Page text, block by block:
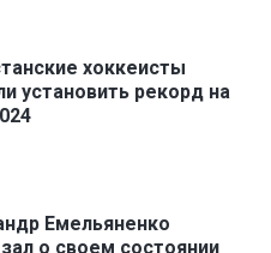
хоккеисты
установить рекорд на
Емельяненко
о своем состоянии